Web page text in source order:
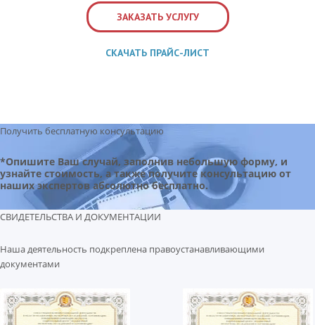
ЗАКАЗАТЬ УСЛУГУ
СКАЧАТЬ ПРАЙС-ЛИСТ
Получить бесплатную консультацию
*Опишите Ваш случай, заполнив небольшую форму, и
узнайте стоимость, а также получите консультацию от
наших экспертов абсолютно бесплатно.
СВИДЕТЕЛЬСТВА И ДОКУМЕНТАЦИИ
Наша деятельность подкреплена правоустанавливающими
документами